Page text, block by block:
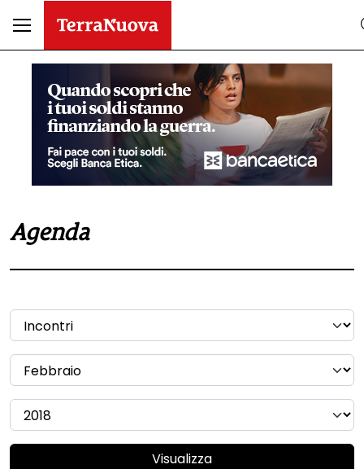
Agenda
Visualizza